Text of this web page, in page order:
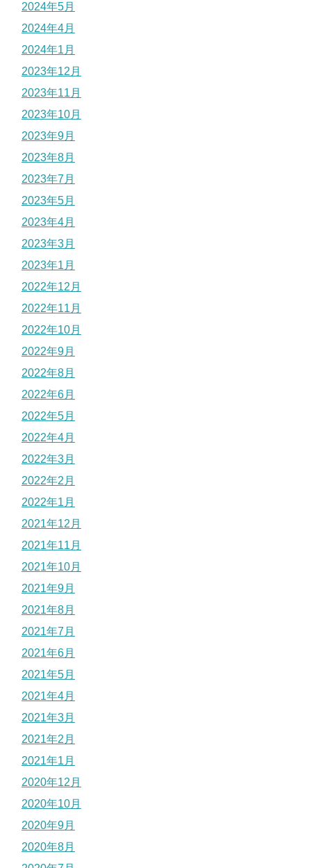
2024年5月
2024年4月
2024年1月
2023年12月
2023年11月
2023年10月
2023年9月
2023年8月
2023年7月
2023年5月
2023年4月
2023年3月
2023年1月
2022年12月
2022年11月
2022年10月
2022年9月
2022年8月
2022年6月
2022年5月
2022年4月
2022年3月
2022年2月
2022年1月
2021年12月
2021年11月
2021年10月
2021年9月
2021年8月
2021年7月
2021年6月
2021年5月
2021年4月
2021年3月
2021年2月
2021年1月
2020年12月
2020年10月
2020年9月
2020年8月